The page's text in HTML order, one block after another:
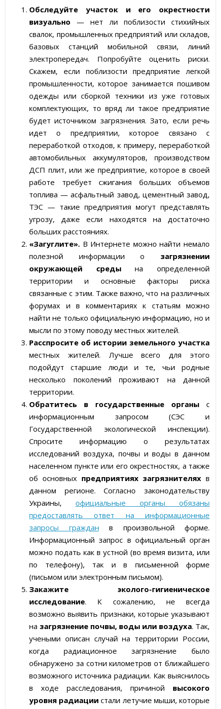
Обследуйте участок и его окрестности
визуально — нет ли поблизости стихийных
свалок, промышленных предприятий или складов,
базовых станций мобильной связи, линий
электропередач. Попробуйте оценить риски.
Скажем, если поблизости предприятие легкой
промышленности, которое занимается пошивом
одежды или сборкой техники из уже готовых
комплектующих, то вряд ли такое предприятие
будет источником загрязнения. Зато, если речь
идет о предприятии, которое связано с
переработкой отходов, к примеру, переработкой
автомобильных аккумуляторов, производством
ДСП плит, или же предприятие, которое в своей
работе требует сжигания больших объемов
топлива — асфальтный завод, цементный завод,
ТЭС — такие предприятия могут представлять
угрозу, даже если находятся на достаточно
больших расстояниях.
«Загуглите». В Интернете можно найти немало
полезной информации о загрязнении
окружающей средына определенной
территории и основные факторы риска
связанные с этим. Также важно, что на различных
форумах и в комментариях к статьям можно
найти не только официальную информацию, но и
мысли по этому поводу местных жителей.
Расспросите об истории земельного участка
местных жителей. Лучше всего для этого
подойдут старшие люди и те, чьи родные
несколько поколений проживают на данной
территории.
Обратитесь в государственные органы с
информационным запросом (СЭС и
Государственной экологической инспекции).
Спросите информацию о результатах
исследований воздуха, почвы и воды в данном
населенном пункте или его окрестностях, а также
об основных предприятиях загрязнителях в
данном регионе. Согласно законодательству
Украины, официальные органы обязаны
предоставлять ответ на информационные
запросы граждан в произвольной форме.
Информационный запрос в официальный орган
можно подать как в устной (во время визита, или
по телефону), так и в письменной форме
(письмом или электронным письмом).
Закажите эколого-гигиеническое
исследование. К сожалению, не всегда
возможно выявить признаки, которые указывают
на загрязнение почвы, воды или воздуха. Так,
учеными описан случай на территории России,
когда радиационное загрязнение было
обнаружено за сотни километров от ближайшего
возможного источника радиации. Как выяснилось
в ходе расследования, причиной высокого
уровня радиации стали летучие мыши, которые